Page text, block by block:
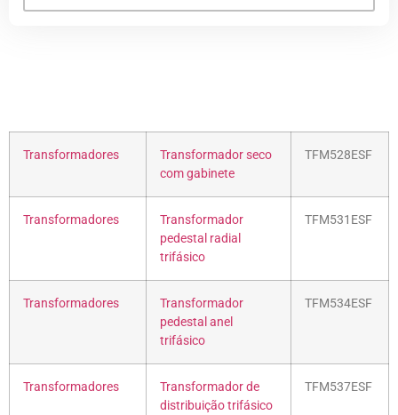
Transformadores
Transformador seco
com gabinete
TFM528ESF
Transformadores
Transformador
pedestal radial
trifásico
TFM531ESF
Transformadores
Transformador
pedestal anel
trifásico
TFM534ESF
Transformadores
Transformador de
distribuição trifásico
TFM537ESF